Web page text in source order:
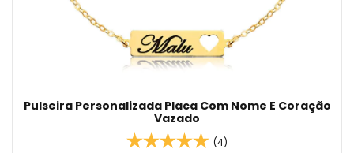
Pulseira Personalizada Placa Com Nome E Coração
Vazado
(4)